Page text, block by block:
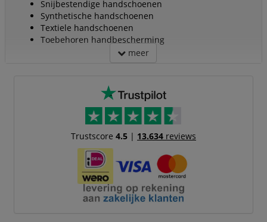
Snijbestendige handschoenen
Synthetische handschoenen
Textiele handschoenen
Toebehoren handbescherming
meer
Trustscore 4.5| 13.634reviews